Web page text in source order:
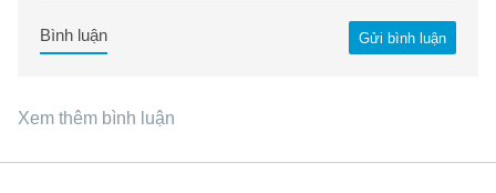
Gửi bình luận
Bình luận
Xem thêm bình luận